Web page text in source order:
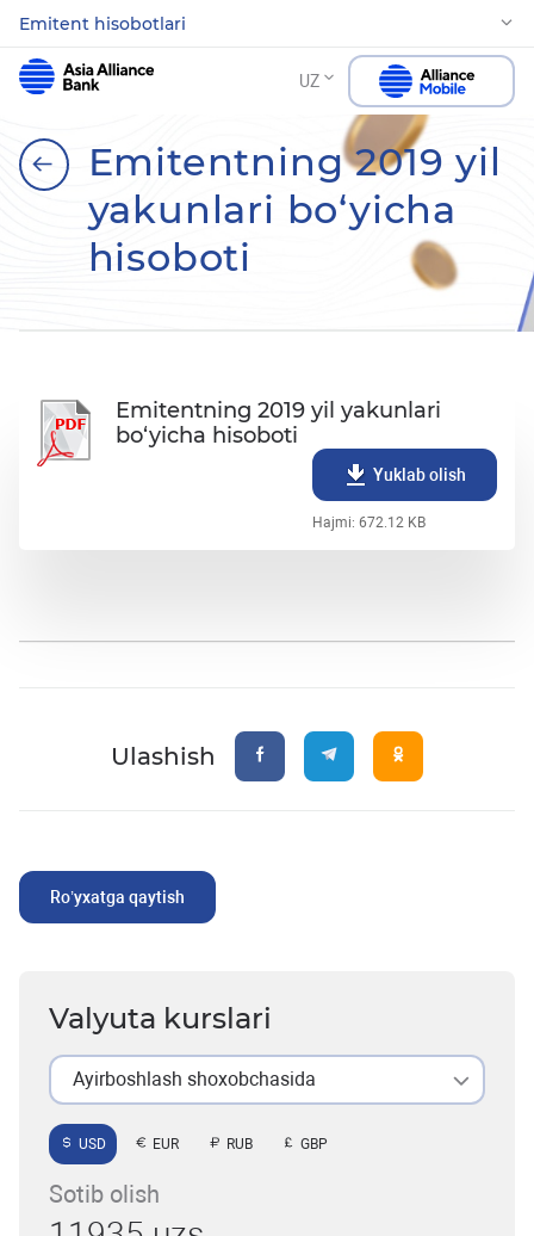
Emitent hisobotlari
UZ
Emitentning 2019 yil
yakunlari bo‘yicha
hisoboti
Emitentning 2019 yil yakunlari
bo‘yicha hisoboti
Yuklab olish
Hajmi: 672.12 KB
Ulashish
Ro’yxatga qaytish
Valyuta kurslari
Ayirboshlash shoxobchasida
USD EUR RUB GBP
Sotib olish